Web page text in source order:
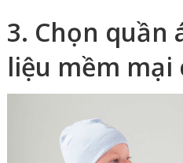
3. Chọn quần
liệu mềm mại